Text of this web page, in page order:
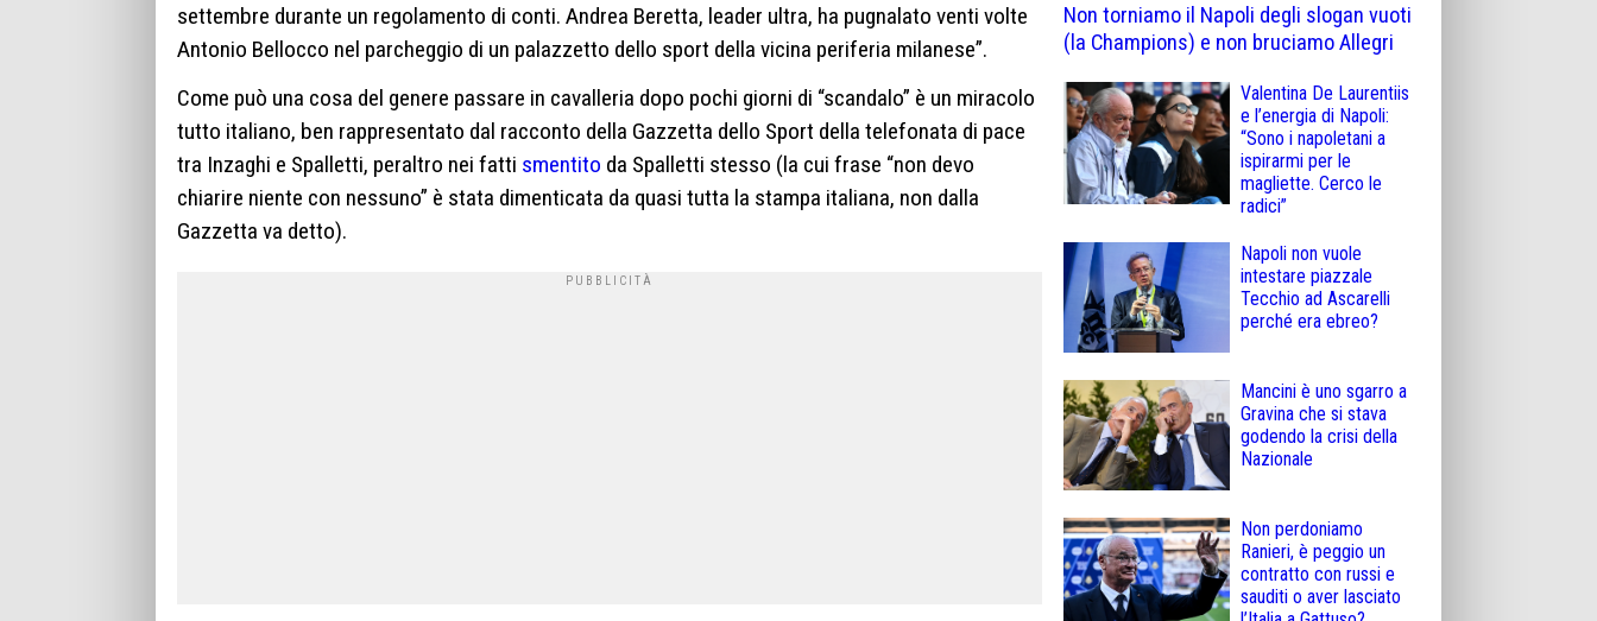
settembre durante un regolamento di conti. Andrea Beretta, leader ultra, ha pugnalato venti volte
Antonio Bellocco nel parcheggio di un palazzetto dello sport della vicina periferia milanese”.
Come può una cosa del genere passare in cavalleria dopo pochi giorni di “scandalo” è un miracolo
tutto italiano, ben rappresentato dal racconto della Gazzetta dello Sport della telefonata di pace
tra Inzaghi e Spalletti, peraltro nei fatti smentito da Spalletti stesso (la cui frase “non devo
chiarire niente con nessuno” è stata dimenticata da quasi tutta la stampa italiana, non dalla
Gazzetta va detto).
Non torniamo il Napoli degli slogan vuoti
(la Champions) e non bruciamo Allegri
Valentina De Laurentiis
e l’energia di Napoli:
“Sono i napoletani a
ispirarmi per le
magliette. Cerco le
radici”
Napoli non vuole
intestare piazzale
Tecchio ad Ascarelli
perché era ebreo?
Mancini è uno sgarro a
Gravina che si stava
godendo la crisi della
Nazionale
Non perdoniamo
Ranieri, è peggio un
contratto con russi e
sauditi o aver lasciato